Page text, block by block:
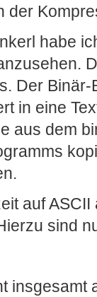
der
habe
Der
in eine
aus dem
auf
sind
insgesamt